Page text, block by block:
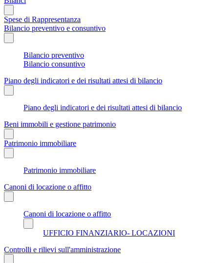
Spese di Rappresentanza
Bilancio preventivo e consuntivo
Bilancio preventivo
Bilancio consuntivo
Piano degli indicatori e dei risultati attesi di bilancio
Piano degli indicatori e dei risultati attesi di bilancio
Beni immobili e gestione patrimonio
Patrimonio immobiliare
Patrimonio immobiliare
Canoni di locazione o affitto
Canoni di locazione o affitto
UFFICIO FINANZIARIO- LOCAZIONI
Controlli e rilievi sull'amministrazione